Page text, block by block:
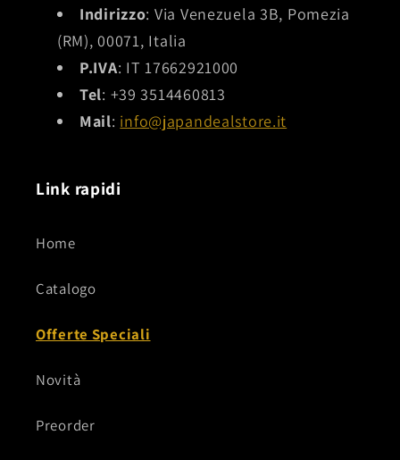
Indirizzo: Via Venezuela 3B, Pomezia
(RM), 00071, Italia
P.IVA: IT 17662921000
Tel: +39 3514460813
Mail: info@japandealstore.it
Link rapidi
Home
Catalogo
Offerte Speciali
Novità
Preorder